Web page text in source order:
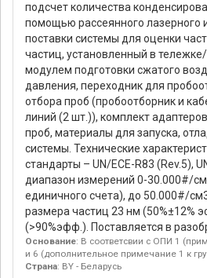
подсчет количества
помощью рассеянного лазерного
поставки системы для оценки
частиц, установленный в
модулем подготовки сжатого
давления, переходник для
отбора проб (пробоотборник и
линий (2 шт.)), комплект
проб, материалы для запуска,
системы. Технические
стандарты – UN/ECE-R83 (Rev.5),
диапазон измерений 0-30.000#/
единичного счета), до 50.000#/
размера частиц 23 нм (50%±12%
(>90%эфф.). Поставляется в
Основание: В соответсвии с ОПИ 1
и 6 (дополнительное примечание 1 к
Страна: BY - Беларусь